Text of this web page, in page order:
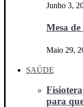
Junho 3,
Mesa de
Maio 29,
SAÚDE
para